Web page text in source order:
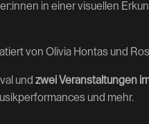
in einer visuellen
von Olivia Hontas und
und zwei Veranstaltungen
und mehr.